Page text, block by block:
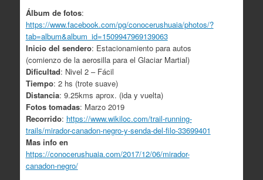
Álbum de fotos:
https://www.facebook.com/pg/conocerushuaia/photos/?
tab=album&album_id=1509947969139063
Inicio del sendero: Estacionamiento para autos
(comienzo de la aerosilla para el Glaciar Martial)
Dificultad: Nivel 2 – Fácil
Tiempo: 2 hs (trote suave)
Distancia: 9.25kms aprox. (ida y vuelta)
Fotos tomadas: Marzo 2019
Recorrido: https://www.wikiloc.com/trail-running-
trails/mirador-canadon-negro-y-senda-del-filo-33699401
Mas info en
https://conocerushuaia.com/2017/12/06/mirador-
canadon-negro/